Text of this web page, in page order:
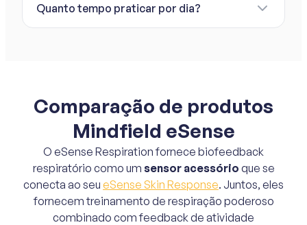
Quanto tempo praticar por dia?
Comparação de produtos
Mindfield eSense
O eSense Respiration fornece biofeedback
respiratório como um sensor acessório que se
conecta ao seu eSense Skin Response. Juntos, eles
fornecem treinamento de respiração poderoso
combinado com feedback de atividade